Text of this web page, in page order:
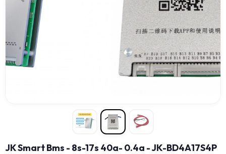
JK Smart Bms - 8s-17s 40a- 0.4a - JK-BD4A17S4P